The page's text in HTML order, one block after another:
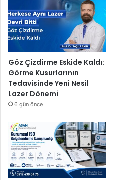
Göz Çizdirme Eskide Kaldı:
Görme Kusurlarının
Tedavisinde Yeni Nesil
Lazer Dönemi
6 gün önce